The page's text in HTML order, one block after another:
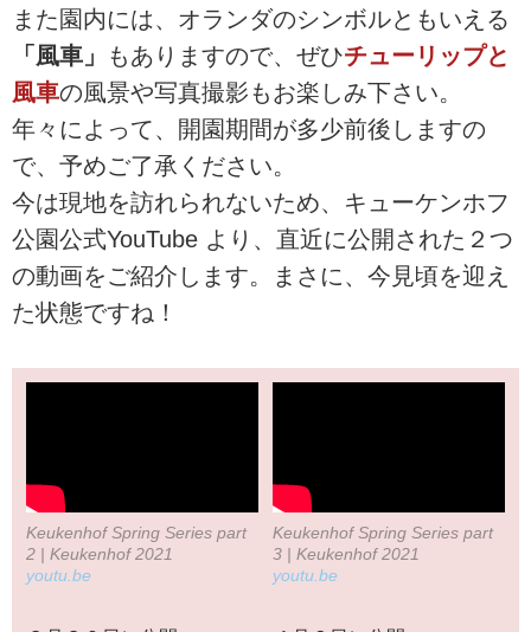
また園内には、オランダのシンボルともいえる
「風車」
もありますので、ぜひチューリップと
風車の風景や写真撮影もお楽しみ下さい。
年々によって、開園期間が多少前後しますの
で、予めご了承ください。
今は現地を訪れられないため、キューケンホフ
公園公式YouTube より、直近に公開された２つ
の動画をご紹介します。まさに、今見頃を迎え
た状態ですね！
Keukenhof Spring Series part
2 | Keukenhof 2021
youtu.be
Keukenhof Spring Series part
3 | Keukenhof 2021
youtu.be